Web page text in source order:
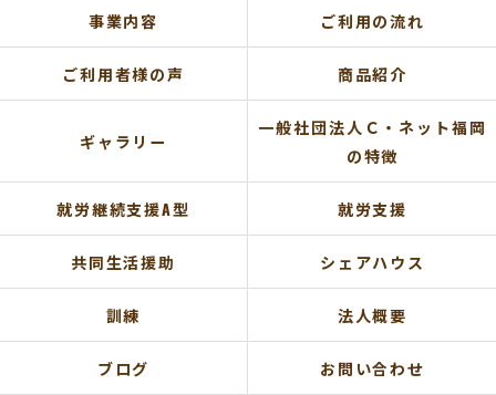
事業内容 ご利用の流れ
ご利用者様の声 商品紹介
ギャラリー
一般社団法人Ｃ・ネット福岡
の特徴
就労継続支援A型 就労支援
共同生活援助 シェアハウス
訓練 法人概要
ブログ お問い合わせ